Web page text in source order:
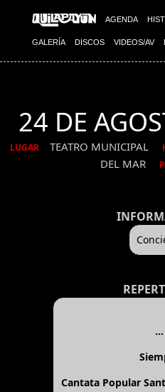
AGENDA
GALERÍA DISCOS VIDEOS/AV
24 DE
LUGAR TEATRO MUNICIPAL
DEL MAR
...
Cantata Popular